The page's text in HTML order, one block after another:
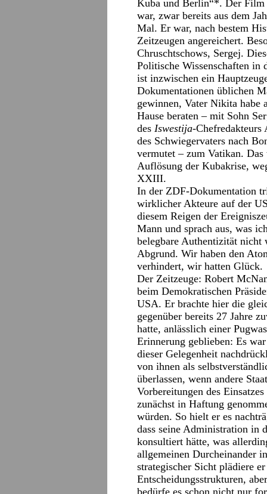
Kuba und Berlin“*. Der Film
war, zwar bereits aus dem
Mal. Er war, nach bestem
Zeitzeugen angereichert.
Chruschtschows, Sergej.
Politische Wissenschaften in
ist inzwischen ein
Dokumentationen üblichen
gewinnen, Vater Nikita habe
Hause beraten – mit Sohn
des Iswestija-Chefredakteurs
des Schwiegervaters nach
vermutet – zum Vatikan.
Auflösung der Kubakrise,
XXIII.
In der ZDF-Dokumentation
wirklicher Akteure auf der
diesem Reigen der
Mann und sprach aus, was
belegbare Authentizität nicht
Abgrund. Wir haben den
verhindert, wir hatten Glück.
Der Zeitzeuge: Robert
beim Demokratischen
USA. Er brachte hier die
gegenüber bereits 27 Jahre
hatte, anlässlich einer
Erinnerung geblieben: Es
dieser Gelegenheit
von ihnen als
überlassen, wenn andere
Vorbereitungen des
zunächst in Haftung
würden. So hielt er es
dass seine Administration in
konsultiert hätte, was
allgemeinen Durcheinander
strategischer Sicht plädiere
Entscheidungsstrukturen,
bedürfe es schon nicht nur